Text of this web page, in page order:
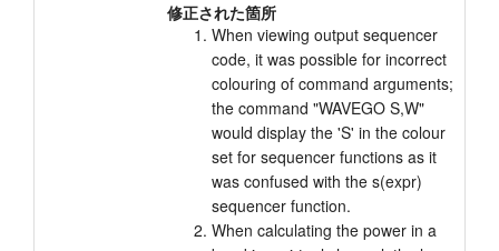
修正された箇所
When viewing output sequencer
code, it was possible for incorrect
colouring of command arguments;
the command "WAVEGO S,W"
would display the 'S' in the colour
set for sequencer functions as it
was confused with the s(expr)
sequencer function.
When calculating the power in a